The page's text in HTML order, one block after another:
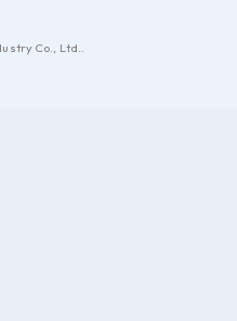
Co., Ltd..